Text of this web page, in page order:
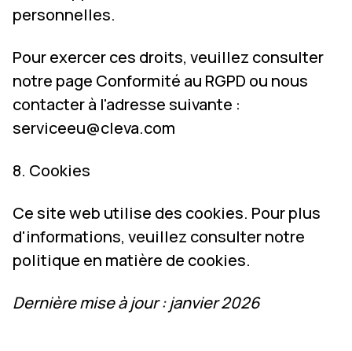
personnelles.
Pour exercer ces droits, veuillez consulter
notre page Conformité au RGPD ou nous
contacter à l'adresse suivante :
serviceeu@cleva.com
8. Cookies
Ce site web utilise des cookies. Pour plus
d'informations, veuillez consulter notre
politique en matière de cookies.
Dernière mise à jour : janvier 2026